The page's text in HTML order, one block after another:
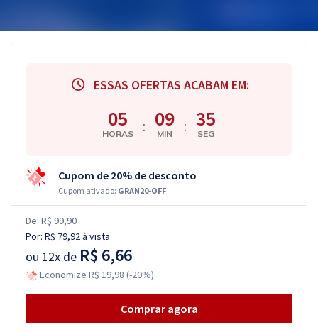
ESSAS OFERTAS ACABAM EM:
05
HORAS : 09
MIN : 34
SEG
Cupom de 20% de desconto
Cupom ativado: GRAN20-OFF
De: R$ 99,90
Por: R$ 79,92à vista
ou 12x de R$ 6,66
Economize R$ 19,98 (-20%)
Comprar agora